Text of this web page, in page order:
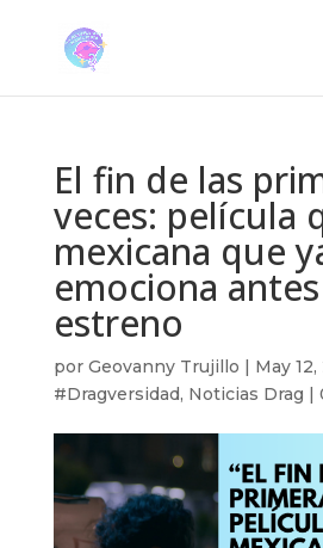
El fin de las
veces: película
mexicana que
emociona
estreno
por Geovanny Trujillo | May
#Dragversidad, Noticias Drag |